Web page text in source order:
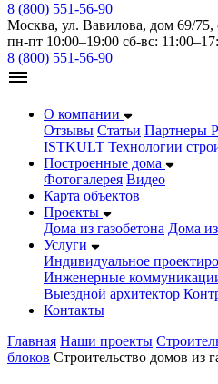
8 (800) 551-56-90
Москва, ул. Вавилова, дом 69/75,
пн-пт 10:00–19:00 сб-вс:
8 (800) 551-56-90
О компании
Отзывы Статьи Партнеры
ISTKULT Технологии
Построенные дома
Фотогалерея Видео
Карта объектов
Проекты
Дома из газобетонa Дома
Услуги
Индивидуальное
Инженерные
Выездной архитектор
Контакты
Главная Наши проекты
блоков Строительство домов из